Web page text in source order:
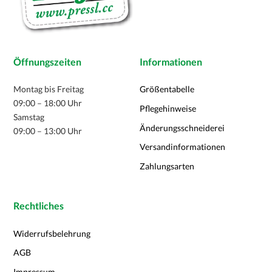
Öffnungszeiten
Montag bis Freitag
09:00 – 18:00 Uhr
Samstag
09:00 – 13:00 Uhr
Informationen
Größentabelle
Pflegehinweise
Änderungsschneiderei
Versandinformationen
Zahlungsarten
Rechtliches
Widerrufsbelehrung
AGB